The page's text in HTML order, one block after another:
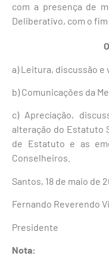
com a presença de
Deliberativo, com o
a) Leitura, discussão e
b) Comunicações da
c) Apreciação,
alteração do Estatuto
de Estatuto e as
Conselheiros.
Santos, 18 de maio de
Fernando Reverendo
Presidente
Nota: